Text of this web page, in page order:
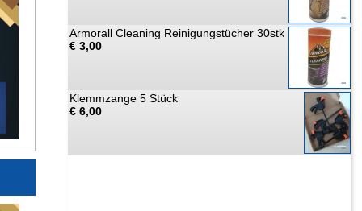
Armorall Cleaning Reinigungstücher 30stk
€ 3,00
Klemmzange 5 Stück
€ 6,00